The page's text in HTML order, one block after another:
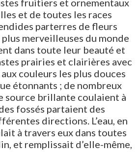
et de toutes les races
parterres de fleurs
merveilleuses du monde
dans toute leur beauté et
prairies et clairières avec
couleurs les plus douces
étonnants ; de nombreux
source brillante coulaient à
fossés partaient des
directions. L’eau, en
à travers eux dans toutes
et remplissait d’elle-même,